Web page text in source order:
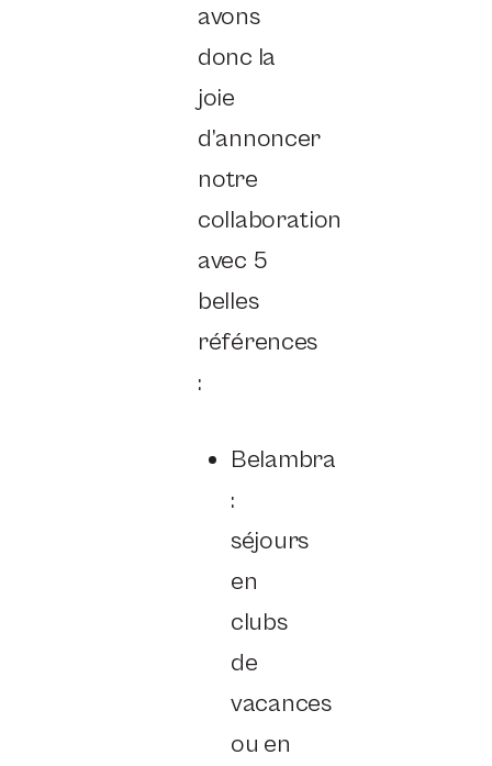
avons
donc la
joie
d’annoncer
notre
collaboration
avec 5
belles
références
:
Belambra
:
séjours
en
clubs
de
vacances
ou en